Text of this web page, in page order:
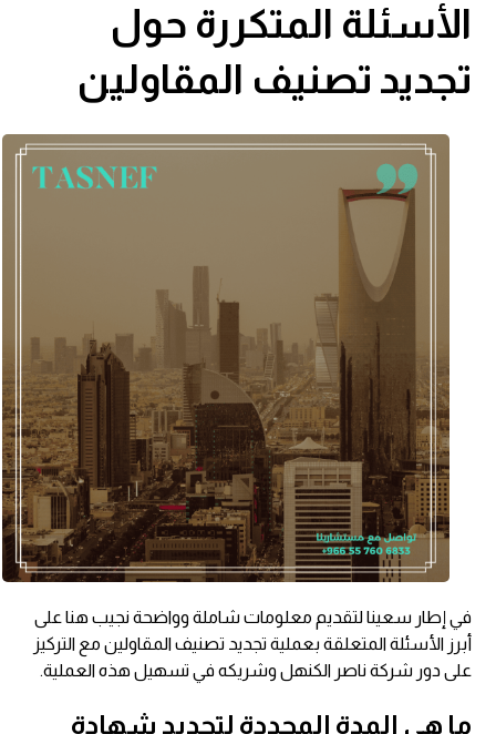
الأسئلة المتكررة حول
تجديد تصنيف المقاولين
في إطار سعينا لتقديم معلومات شاملة وواضحة نجيب هنا على
أبرز الأسئلة المتعلقة بعملية تجديد تصنيف المقاولين مع التركيز
على دور شركة ناصر الكنهل وشريكه في تسهيل هذه العملية.
ما هي المدة المحددة لتجديد شهادة